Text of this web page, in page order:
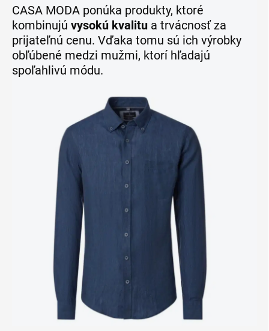
CASA MODA ponúka produkty, ktoré
kombinujú vysokú kvalitu a trvácnosť za
prijateľnú cenu. Vďaka tomu sú ich výrobky
obľúbené medzi mužmi, ktorí hľadajú
spoľahlivú módu.